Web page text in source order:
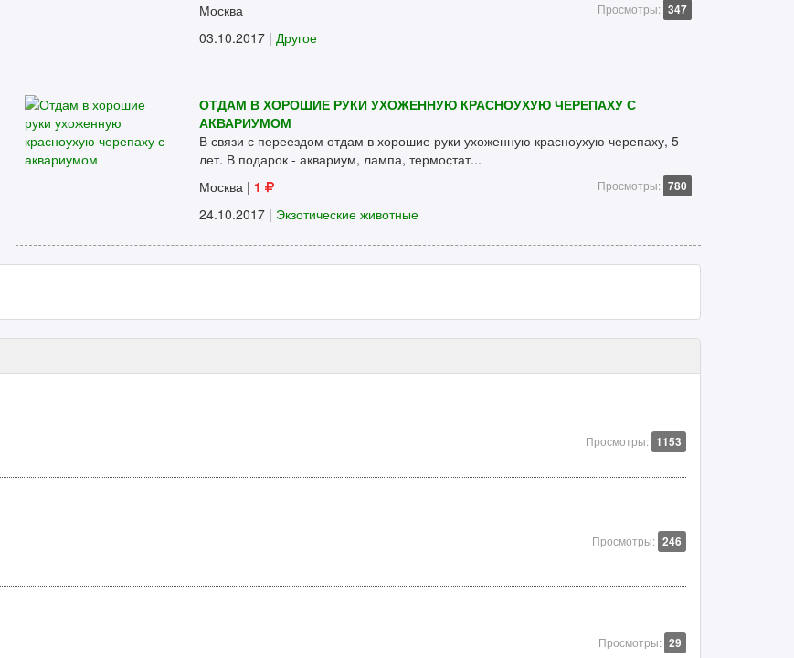
Москва
Просмотры: 347
03.10.2017 | Другое
ОТДАМ В ХОРОШИЕ РУКИ УХОЖЕННУЮ КРАСНОУХУЮ ЧЕРЕПАХУ С
АКВАРИУМОМ
В связи с переездом отдам в хорошие руки ухоженную красноухую черепаху, 5
лет. В подарок - аквариум, лампа, термостат...
Москва | 1 Просмотры: 780
24.10.2017 | Экзотические животные
Просмотры: 1153
Просмотры: 246
Просмотры: 29